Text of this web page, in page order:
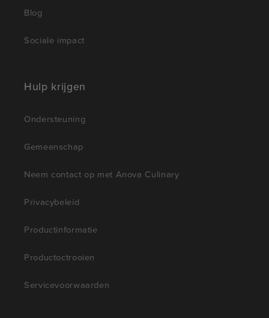
Blog
Sociale impact
Hulp krijgen
Ondersteuning
Gemeenschap
Neem contact op met Anova Culinary
Privacybeleid
Productinformatie
Productoctrooien
Servicevoorwaarden